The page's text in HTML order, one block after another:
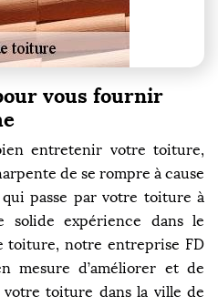
vous fournir
entretenir votre toiture,
de se rompre à cause
passe par votre toiture à
solide expérience dans le
toiture, notre entreprise FD
mesure d’améliorer et de
toiture dans la ville de